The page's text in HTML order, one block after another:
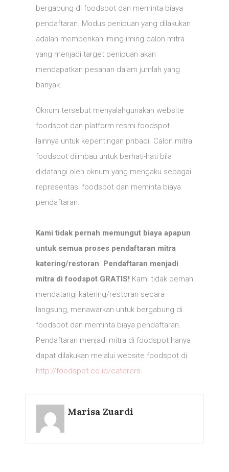
bergabung di foodspot dan meminta biaya
pendaftaran. Modus penipuan yang dilakukan
adalah memberikan iming-iming calon mitra
yang menjadi target penipuan akan
mendapatkan pesanan dalam jumlah yang
banyak.
Oknum tersebut menyalahgunakan website
foodspot dan platform resmi foodspot
lainnya untuk kepentingan pribadi. Calon mitra
foodspot diimbau untuk berhati-hati bila
didatangi oleh oknum yang mengaku sebagai
representasi foodspot dan meminta biaya
pendaftaran.
Kami tidak pernah memungut biaya apapun
untuk semua proses pendaftaran mitra
katering/restoran. Pendaftaran menjadi
mitra di foodspot GRATIS! Kami tidak pernah
mendatangi katering/restoran secara
langsung, menawarkan untuk bergabung di
foodspot dan meminta biaya pendaftaran.
Pendaftaran menjadi mitra di foodspot hanya
dapat dilakukan melalui website foodspot di
http://foodspot.co.id/caterers
Marisa Zuardi